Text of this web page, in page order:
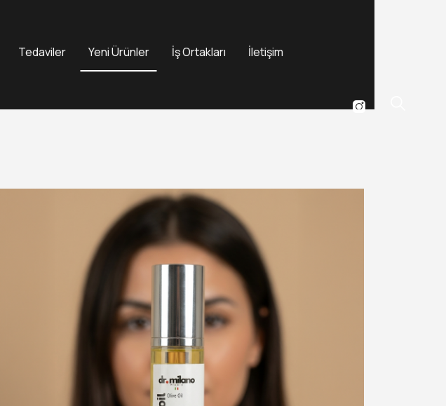
Tedaviler Yeni Ürünler İş Ortakları İletişim